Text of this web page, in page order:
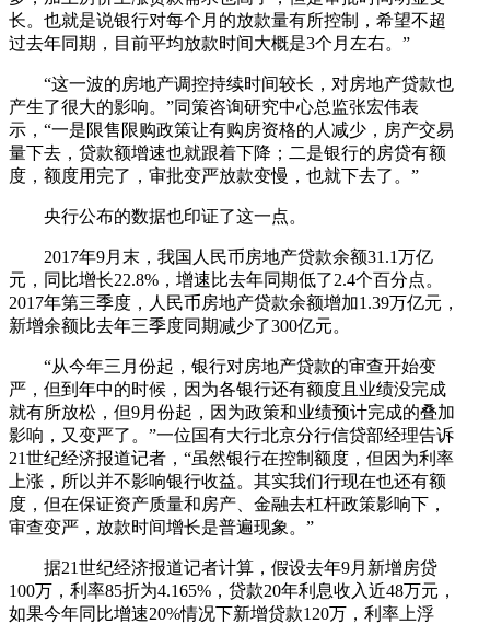
长。也就是说银行对每个月的放款量有所控制，希望不超
过去年同期，目前平均放款时间大概是3个月左右。”
“这一波的房地产调控持续时间较长，对房地产贷款也
产生了很大的影响。”同策咨询研究中心总监张宏伟表
示，“一是限售限购政策让有购房资格的人减少，房产交易
量下去，贷款额增速也就跟着下降；二是银行的房贷有额
度，额度用完了，审批变严放款变慢，也就下去了。”
央行公布的数据也印证了这一点。
2017年9月末，我国人民币房地产贷款余额31.1万亿
元，同比增长22.8%，增速比去年同期低了2.4个百分点。
2017年第三季度，人民币房地产贷款余额增加1.39万亿元，
新增余额比去年三季度同期减少了300亿元。
“从今年三月份起，银行对房地产贷款的审查开始变
严，但到年中的时候，因为各银行还有额度且业绩没完成
就有所放松，但9月份起，因为政策和业绩预计完成的叠加
影响，又变严了。”一位国有大行北京分行信贷部经理告诉
21世纪经济报道记者，“虽然银行在控制额度，但因为利率
上涨，所以并不影响银行收益。其实我们行现在也还有额
度，但在保证资产质量和房产、金融去杠杆政策影响下，
审查变严，放款时间增长是普遍现象。”
据21世纪经济报道记者计算，假设去年9月新增房贷
100万，利率85折为4.165%，贷款20年利息收入近48万元，
如果今年同比增速20%情况下新增贷款120万，利率上浮